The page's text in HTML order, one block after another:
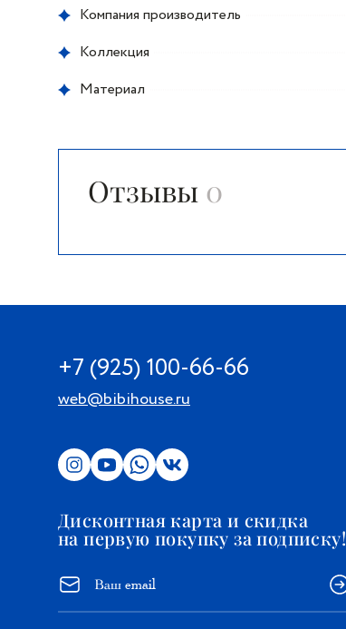
Компания производитель
Коллекция
Материал
Отзывы 0
+7 (925) 100-66-66
web@bibihouse.ru
Дисконтная карта и скидка
на первую покупку за подписку!